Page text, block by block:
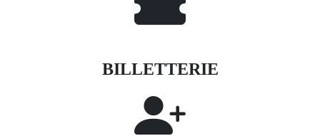
BILLETTERIE